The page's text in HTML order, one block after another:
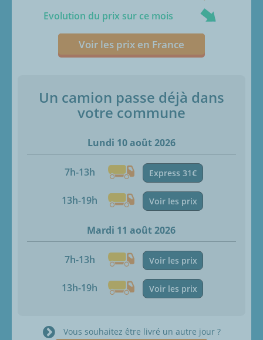
Evolution du prix sur ce mois
Voir les prix en France
Un camion passe déjà dans
votre commune
Lundi 10 août 2026
7h-13h Express 31€
13h-19h Voir les prix
Mardi 11 août 2026
7h-13h Voir les prix
13h-19h Voir les prix
Vous souhaitez être livré un autre jour ?